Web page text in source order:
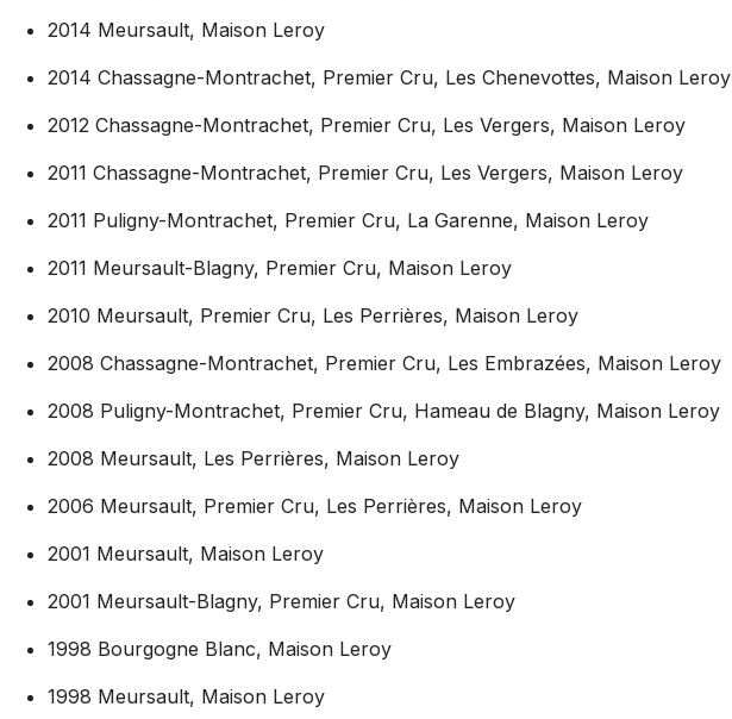
2014 Meursault, Maison Leroy
2014 Chassagne-Montrachet, Premier Cru, Les Chenevottes, Maison Leroy
2012 Chassagne-Montrachet, Premier Cru, Les Vergers, Maison Leroy
2011 Chassagne-Montrachet, Premier Cru, Les Vergers, Maison Leroy
2011 Puligny-Montrachet, Premier Cru, La Garenne, Maison Leroy
2011 Meursault-Blagny, Premier Cru, Maison Leroy
2010 Meursault, Premier Cru, Les Perrières, Maison Leroy
2008 Chassagne-Montrachet, Premier Cru, Les Embrazées, Maison Leroy
2008 Puligny-Montrachet, Premier Cru, Hameau de Blagny, Maison Leroy
2008 Meursault, Les Perrières, Maison Leroy
2006 Meursault, Premier Cru, Les Perrières, Maison Leroy
2001 Meursault, Maison Leroy
2001 Meursault-Blagny, Premier Cru, Maison Leroy
1998 Bourgogne Blanc, Maison Leroy
1998 Meursault, Maison Leroy